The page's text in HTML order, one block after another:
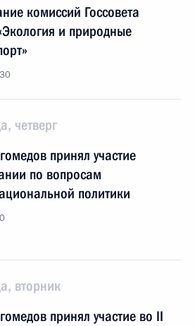
комиссий Госсовета
и природные
четверг
принял участие
по вопросам
политики
вторник
принял участие во II